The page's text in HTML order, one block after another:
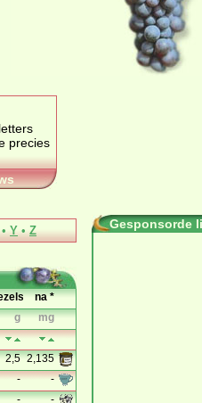
precies
• Y • Z
na *
g mg
2,5 2,135
-
-
-
-
Gesponsorde